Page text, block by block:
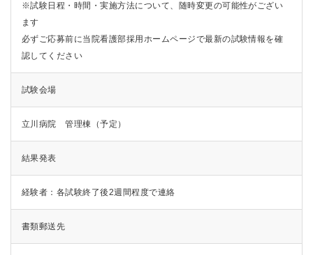
※試験日程・時間・実施方法について、随時変更の可能性がござい
ます
必ずご応募前に当院看護部採用ホームページで最新の試験情報を確
認してください
試験会場
立川病院 管理棟（予定）
結果発表
経験者：各試験終了後2週間程度で連絡
書類郵送先